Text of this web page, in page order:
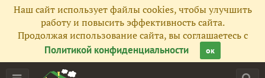
Наш сайт использует файлы cookies, чтобы улучшить
работу и повысить эффективность сайта.
Продолжая использование сайта, вы соглашаетесь с
Политикой конфиденциальности
ок